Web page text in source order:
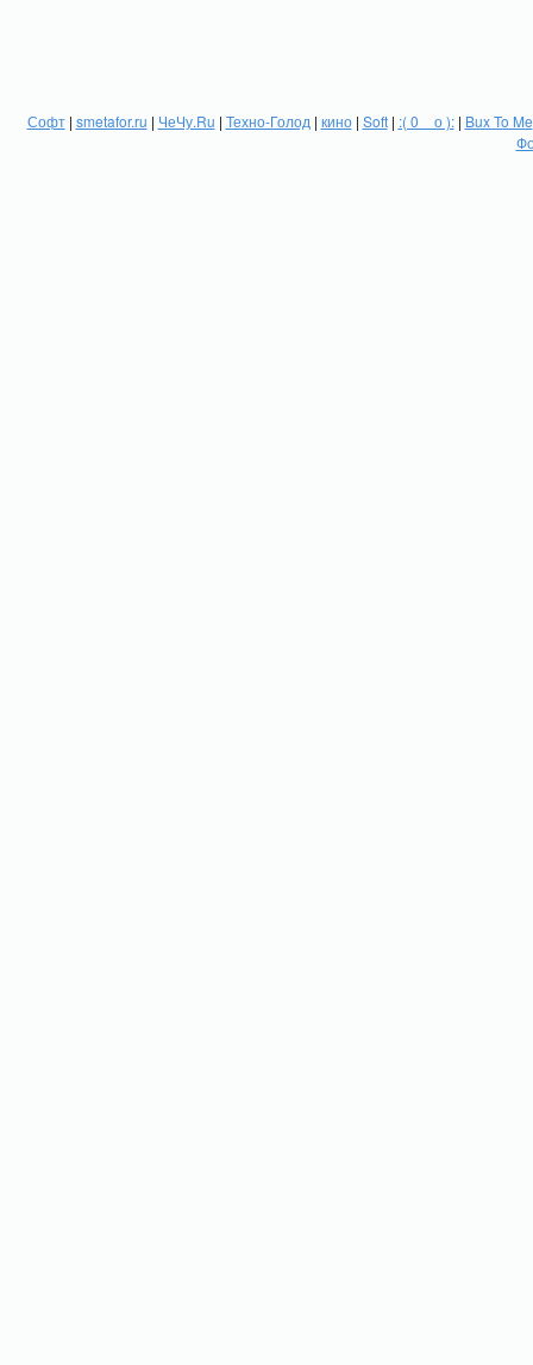
Софт| smetafor.ru | ЧеЧу.Ru | Техно-Голод | кино| Soft| :( 0 _ о ):| Bux To Me